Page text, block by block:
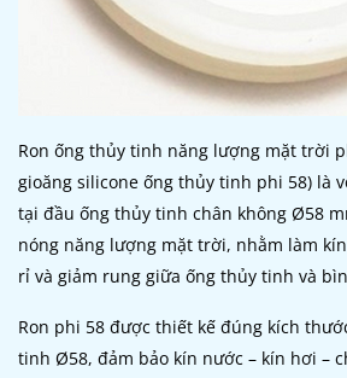
Ron ống thủy tinh năng lượng mặt trời
gioăng silicone ống thủy tinh phi 58) là
tại đầu ống thủy tinh chân không Ø58
nóng năng lượng mặt trời, nhằm làm
rỉ và giảm rung giữa ống thủy tinh và
Ron phi 58 được thiết kế đúng kích
tinh Ø58, đảm bảo kín nước – kín hơi –